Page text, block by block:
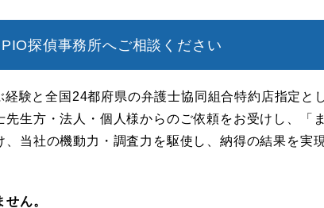
探偵事務所へご相談ください
験と全国24都府県の弁護士協同組合特約店指定と
生方・法人・個人様からのご依頼をお受けし、「
当社の機動力・調査力を駆使し、納得の結果を実
ん。